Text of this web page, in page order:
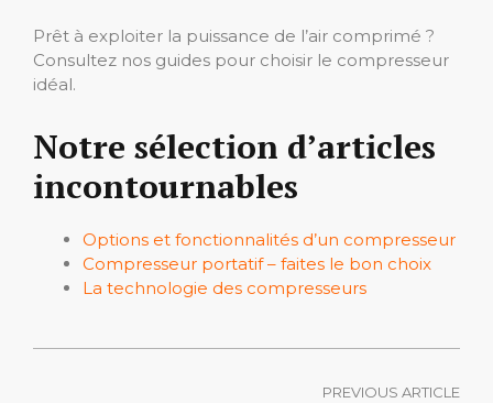
Prêt à exploiter la puissance de l’air comprimé ?
Consultez nos guides pour choisir le compresseur
idéal.
Notre sélection d’articles
incontournables
Options et fonctionnalités d’un compresseur
Compresseur portatif – faites le bon choix
La technologie des compresseurs
PREVIOUS ARTICLE